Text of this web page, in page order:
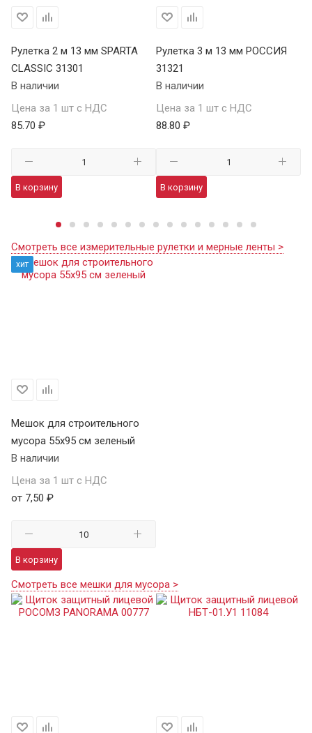
Рулетка 2 м 13 мм SPARTA
CLASSIC 31301
В наличии
Цена за 1 шт с НДС
85.70 ₽
В корзину
Рулетка 3 м 13 мм РОССИЯ
31321
В наличии
Цена за 1 шт с НДС
88.80 ₽
В корзину
Смотреть все измерительные рулетки и мерные ленты >
хит
Мешок для строительного
мусора 55х95 см зеленый
В наличии
Цена за 1 шт с НДС
от 7,50 ₽
В корзину
Смотреть все мешки для мусора >